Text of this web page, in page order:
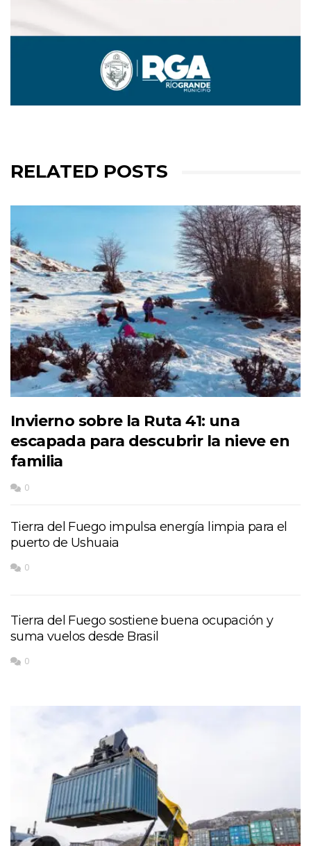
RELATED POSTS
Invierno sobre la Ruta 41: una
escapada para descubrir la nieve en
familia
0
Tierra del Fuego impulsa energía limpia para el
puerto de Ushuaia
0
Tierra del Fuego sostiene buena ocupación y
suma vuelos desde Brasil
0